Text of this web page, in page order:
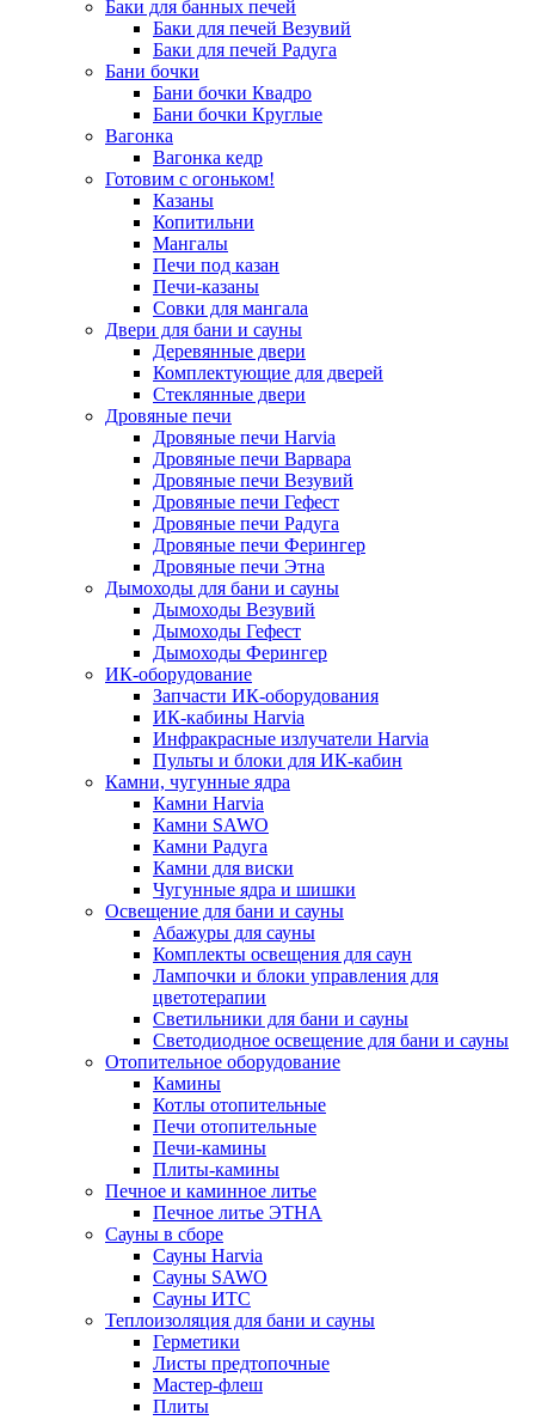
Баки для банных печей
Баки для печей Везувий
Баки для печей Радуга
Бани бочки
Бани бочки Квадро
Бани бочки Круглые
Вагонка
Вагонка кедр
Готовим с огоньком!
Казаны
Копитильни
Мангалы
Печи под казан
Печи-казаны
Совки для мангала
Двери для бани и сауны
Деревянные двери
Комплектующие для дверей
Стеклянные двери
Дровяные печи
Дровяные печи Harvia
Дровяные печи Варвара
Дровяные печи Везувий
Дровяные печи Гефест
Дровяные печи Радуга
Дровяные печи Ферингер
Дровяные печи Этна
Дымоходы для бани и сауны
Дымоходы Везувий
Дымоходы Гефест
Дымоходы Ферингер
ИК-оборудование
Запчасти ИК-оборудования
ИК-кабины Harvia
Инфракрасные излучатели Harvia
Пульты и блоки для ИК-кабин
Камни, чугунные ядра
Камни Harvia
Камни SAWO
Камни Радуга
Камни для виски
Чугунные ядра и шишки
Освещение для бани и сауны
Абажуры для сауны
Комплекты освещения для саун
Лампочки и блоки управления для
цветотерапии
Светильники для бани и сауны
Светодиодное освещение для бани и сауны
Отопительное оборудование
Камины
Котлы отопительные
Печи отопительные
Печи-камины
Плиты-камины
Печное и каминное литье
Печное литье ЭТНА
Сауны в сборе
Cауны Harvia
Сауны SAWO
Сауны ИТС
Теплоизоляция для бани и сауны
Герметики
Листы предтопочные
Мастер-флеш
Плиты